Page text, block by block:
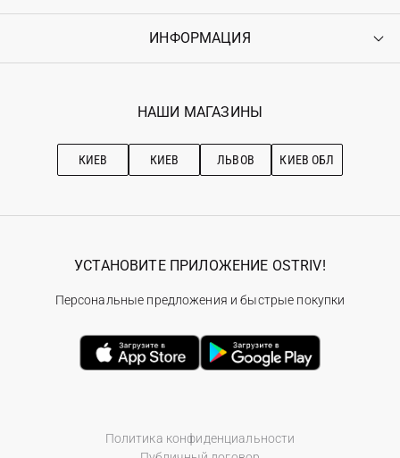
Возврат
Гарантия
Войти
Ostriv Club+
ИНФОРМАЦИЯ
Наши магазини
Рекомендации по уходу
НАШИ МАГАЗИНЫ
КИЕВ КИЕВ ЛЬВОВ КИЕВ ОБЛ
Политика конфиденциальности
УСТАНОВИТЕ ПРИЛОЖЕНИЕ OSTRIV!
Персональные предложения и быстрые покупки